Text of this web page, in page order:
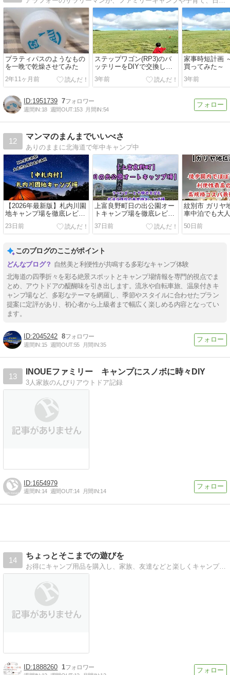
プラティパスのようなもの
を一晩で乾燥させてみた
2年11ヶ月前
ステップワゴン(RP3)のバ
ッテリーをDIYで交換して
みた
3年前
家事時短計画
買ってみた～
3年前
1951739 7
週間IN:18 週間OUT:153 月間IN:54
12
マンマのまんまでいいべさ
ありのままに北海道で年中キャンプ中
【2026年最新版】札内川園
地キャンプ場を徹底レビュ
23日前
上富良野町日の出公園オー
トキャンプ場を徹底レビュ
ー！ラベンダーと十勝岳を
望む北海道屈指の高規格キ
37日前
紋別市 ガリヤ
車中泊でも大
50日前
このブログのここがポイント
自然美と利便性が共鳴する多彩なキャンプ体験
北海道の四季折々を彩る絶景スポットとキャンプ場情報を専門的視点でま
とめ、アウトドアの醍醐味を引き出します。流氷や自転車旅、温泉付きキ
ャンプ場など、多彩なテーマを網羅し、季節やスタイルに合わせたプラン
提案に定評があり、初心者から上級者まで幅広く楽しめる内容となってい
ます。
2045242 8
週間IN:15 週間OUT:55 月間IN:35
13
INOUEファミリー キャンプにスノボに時々DIY
3人家族のんびりアウトドア記録
1654979
週間IN:14 週間OUT:14 月間IN:14
14
ちょっとそこまでの遊びを
お得にキャンプ用品を購入し、家族、友達などと楽しくキャンプするブログ
1888260 1